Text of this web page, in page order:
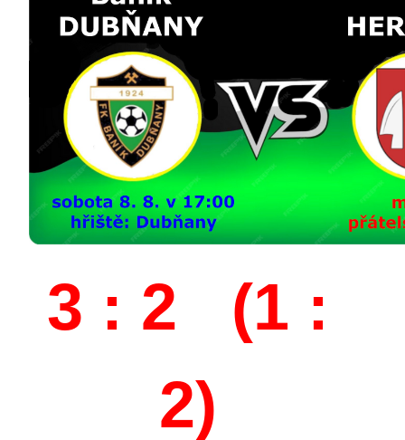
3 : 2 (1 :
2)